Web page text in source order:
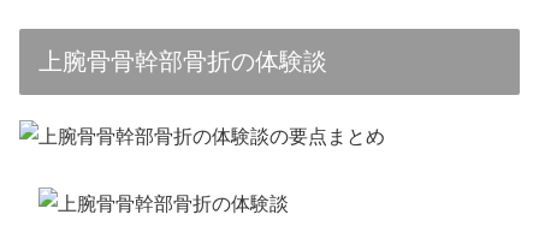
上腕骨骨幹部骨折の体験談